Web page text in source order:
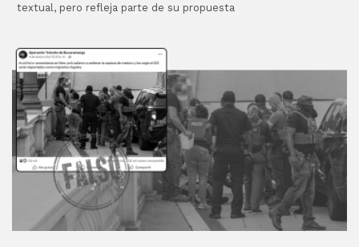
textual, pero refleja parte de su propuesta